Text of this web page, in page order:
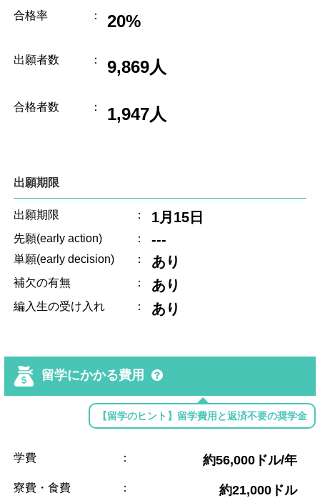
合格率 ： 20%
出願者数 ： 9,869人
合格者数 ： 1,947人
出願期限
出願期限 ： 1月15日
先願(early action) ： ---
単願(early decision) ： あり
補欠の有無 ： あり
編入生の受け入れ ： あり
留学にかかる費用
【留学のヒント】留学費用と返済不要の奨学金
学費 ： 約56,000ドル/年
寮費・食費 ： 約21,000ドル